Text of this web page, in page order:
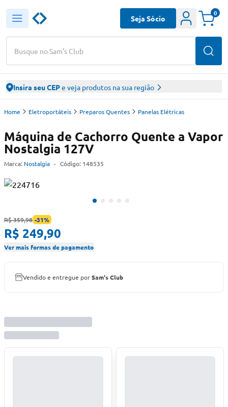
Busque no Sam's Club
Seja Sócio
0
Insira seu CEPe veja produtos na sua região
Home Eletroportáteis Preparos Quentes Panelas Elétricas
Máquina de Cachorro Quente a Vapor
Nostalgia 127V
Marca: Nostalgia - Código: 148535
R$ 359,98 -31%
R$ 249,90
Ver mais formas de pagamento
Vendido e entregue porSam's Club